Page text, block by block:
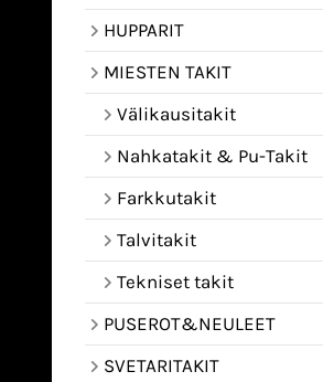
HUPPARIT
MIESTEN TAKIT
Välikausitakit
Nahkatakit & Pu-Takit
Farkkutakit
Talvitakit
Tekniset takit
PUSEROT&NEULEET
SVETARITAKIT